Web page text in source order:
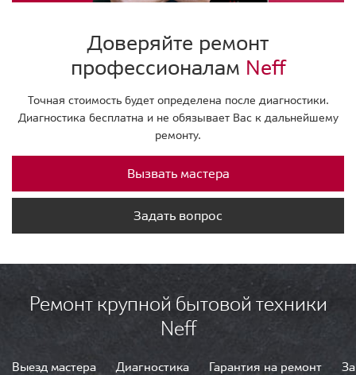
Доверяйте ремонт
профессионалам Neff
Точная стоимость будет определена после диагностики.
Диагностика бесплатна и не обязывает Вас к дальнейшему
ремонту.
Вызвать мастера
Задать вопрос
Ремонт крупной бытовой техники
Neff
Выезд мастера Диагностика Гарантия на ремонт